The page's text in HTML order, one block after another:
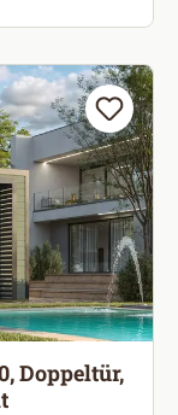
Doppeltür,